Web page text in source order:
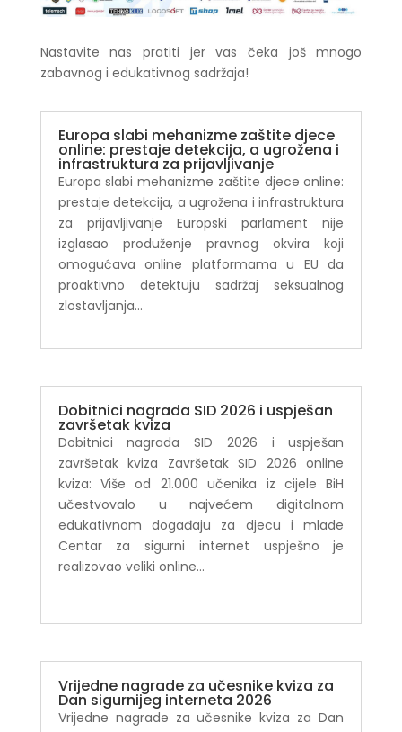
Nastavite nas pratiti jer vas čeka još mnogo
zabavnog i edukativnog sadržaja!
Europa slabi mehanizme zaštite djece
online: prestaje detekcija, a ugrožena i
infrastruktura za prijavljivanje
Europa slabi mehanizme zaštite djece online:
prestaje detekcija, a ugrožena i infrastruktura
za prijavljivanje Europski parlament nije
izglasao produženje pravnog okvira koji
omogućava online platformama u EU da
proaktivno detektuju sadržaj seksualnog
zlostavljanja...
Dobitnici nagrada SID 2026 i uspješan
završetak kviza
Dobitnici nagrada SID 2026 i uspješan
završetak kviza Završetak SID 2026 online
kviza: Više od 21.000 učenika iz cijele BiH
učestvovalo u najvećem digitalnom
edukativnom događaju za djecu i mlade
Centar za sigurni internet uspješno je
realizovao veliki online...
Vrijedne nagrade za učesnike kviza za
Dan sigurnijeg interneta 2026
Vrijedne nagrade za učesnike kviza za Dan